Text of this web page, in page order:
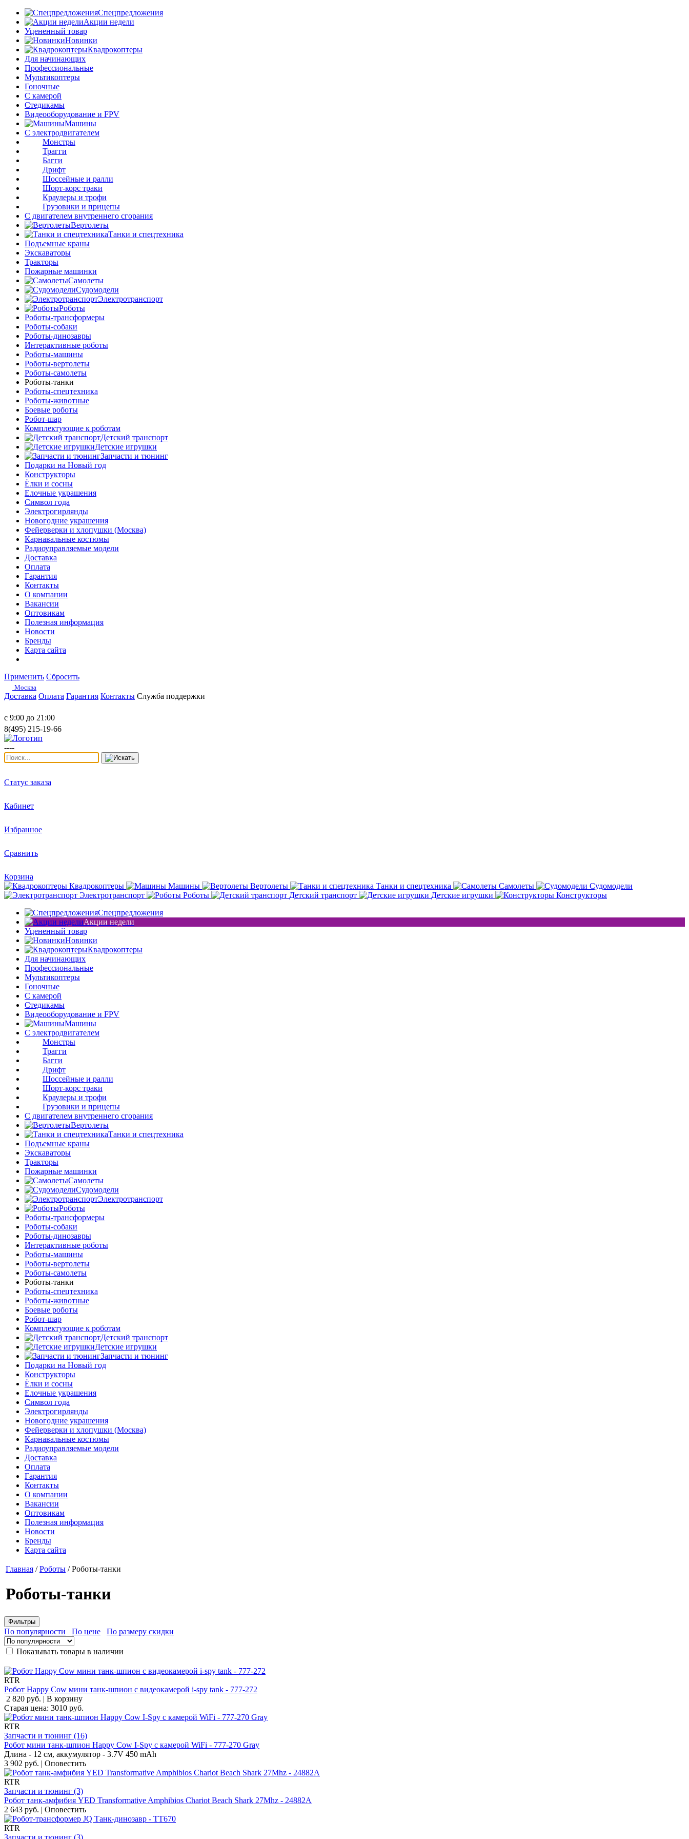
Спецпредложения
Акции недели
Уцененный товар
Новинки
Квадрокоптеры
Для начинающих
Профессиональные
Мультикоптеры
Гоночные
C камерой
Стедикамы
Видеооборудование и FPV
Машины
С электродвигателем
Монстры
Трагги
Багги
Дрифт
Шоссейные и ралли
Шорт-корс траки
Краулеры и трофи
Грузовики и прицепы
С двигателем внутреннего сгорания
Вертолеты
Танки и спецтехника
Подъемные краны
Экскаваторы
Тракторы
Пожарные машинки
Самолеты
Судомодели
Электротранспорт
Роботы
Роботы-трансформеры
Роботы-собаки
Роботы-динозавры
Интерактивные роботы
Роботы-машины
Роботы-вертолеты
Роботы-самолеты
Роботы-танки
Роботы-спецтехника
Роботы-животные
Боевые роботы
Робот-шар
Комплектующие к роботам
Детский транспорт
Детские игрушки
Запчасти и тюнинг
Подарки на Новый год
Конструкторы
Ёлки и сосны
Елочные украшения
Символ года
Электрогирлянды
Новогодние украшения
Фейерверки и хлопушки (Москва)
Карнавальные костюмы
Радиоуправляемые модели
Доставка
Оплата
Гарантия
Контакты
О компании
Вакансии
Оптовикам
Полезная информация
Новости
Бренды
Карта сайта
Применить Сбросить
Москва
Доставка Оплата Гарантия Контакты Служба поддержки
с 9:00 до 21:00
8(495) 215-19-66
----
Статус заказа
Кабинет
Избранное
Сравнить
Корзина
Квадрокоптеры
Машины Вертолеты Танки и спецтехника Самолеты
Судомодели
Электротранспорт
Роботы Детский транспорт Детские игрушки
Конструкторы
Спецпредложения
Акции недели
Уцененный товар
Новинки
Квадрокоптеры
Для начинающих
Профессиональные
Мультикоптеры
Гоночные
C камерой
Стедикамы
Видеооборудование и FPV
Машины
С электродвигателем
Монстры
Трагги
Багги
Дрифт
Шоссейные и ралли
Шорт-корс траки
Краулеры и трофи
Грузовики и прицепы
С двигателем внутреннего сгорания
Вертолеты
Танки и спецтехника
Подъемные краны
Экскаваторы
Тракторы
Пожарные машинки
Самолеты
Судомодели
Электротранспорт
Роботы
Роботы-трансформеры
Роботы-собаки
Роботы-динозавры
Интерактивные роботы
Роботы-машины
Роботы-вертолеты
Роботы-самолеты
Роботы-танки
Роботы-спецтехника
Роботы-животные
Боевые роботы
Робот-шар
Комплектующие к роботам
Детский транспорт
Детские игрушки
Запчасти и тюнинг
Подарки на Новый год
Конструкторы
Ёлки и сосны
Елочные украшения
Символ года
Электрогирлянды
Новогодние украшения
Фейерверки и хлопушки (Москва)
Карнавальные костюмы
Радиоуправляемые модели
Доставка
Оплата
Гарантия
Контакты
О компании
Вакансии
Оптовикам
Полезная информация
Новости
Бренды
Карта сайта
Главная /Роботы /Роботы-танки
Роботы-танки
Фильтры
По популярности По цене По размеру скидки
Показывать товары в наличии
RTR
Робот Happy Cow мини танк-шпион с видеокамерой i-spy tank - 777-272
2 820 руб. | В корзину
Старая цена: 3010 руб.
RTR
Запчасти и тюнинг (16)
Робот мини танк-шпион Happy Cow I-Spy с камерой WiFi - 777-270 Gray
Длина - 12 см, аккумулятор - 3.7V 450 mAh
3 902 руб. | Оповестить
RTR
Запчасти и тюнинг (3)
Робот танк-амфибия YED Transformative Amphibios Chariot Beach Shark 27Mhz - 24882A
2 643 руб. | Оповестить
RTR
Запчасти и тюнинг (3)